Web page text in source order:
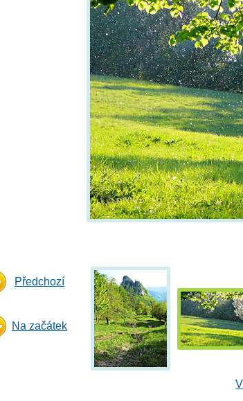
Předchozí
Na začátek